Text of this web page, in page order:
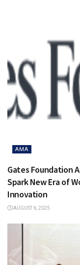
AMA
Gates Foundation
Spark New Era of
Innovation
AUGUST 6, 2025